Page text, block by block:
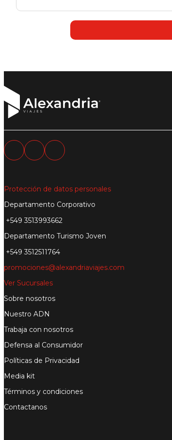
Protección de datos personales
Departamento Corporativo
+549 3513993662
Departamento Turismo Joven
+549 3512511764
promociones@alexandriaviajes.com
Ver Sucursales
Sobre nosotros
Nuestro ADN
Trabaja con nosotros
Defensa al Consumidor
Políticas de Privacidad
Media kit
Términos y condiciones
Contactanos